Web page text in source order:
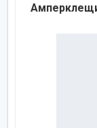
Амперклещи